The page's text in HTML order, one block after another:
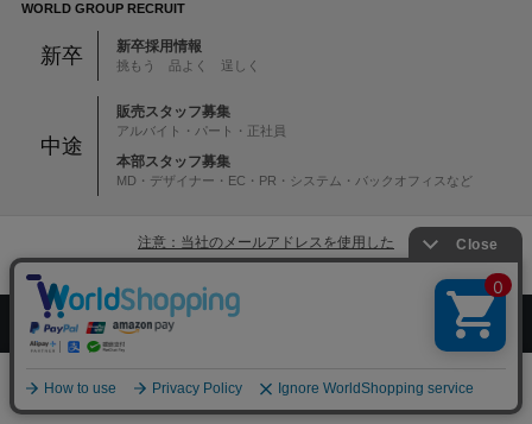
絞り込む
WORLD GROUP RECRUIT
新卒 新卒採用情報
挑もう 品よく 逞しく
中途
販売スタッフ募集
アルバイト・パート・正社員
本部スタッフ募集
MD・デザイナー・EC・PR・システム・バックオフィスなど
注意：当社のメールアドレスを使用した
偽装メールにご注意ください
初めての方へ
利用規約 サイトポリシー プライバシーポリシー